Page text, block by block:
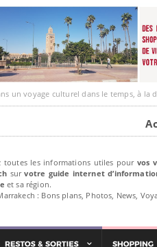
culturel dans le temps, à la découverte
toutes les informations utiles pour vos
survotre guide internet
et sa région.
: Bons plans, Photos, News,